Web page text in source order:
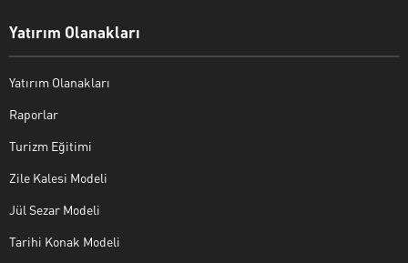
Yatırım Olanakları
Yatırım Olanakları
Raporlar
Turizm Eğitimi
Zile Kalesi Modeli
Jül Sezar Modeli
Tarihi Konak Modeli